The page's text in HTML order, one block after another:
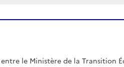
le Ministère de la Transition